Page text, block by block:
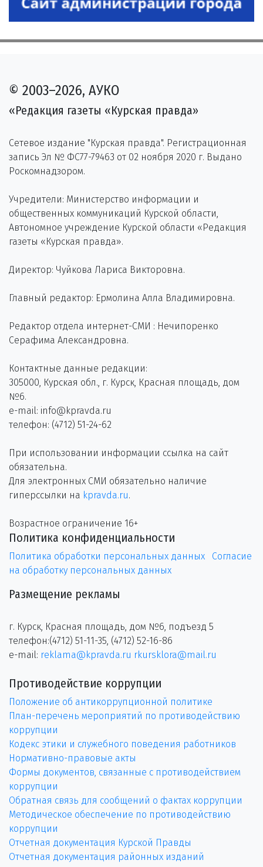
© 2003–2026, АУКО
«Редакция газеты «Курская правда»
Сетевое издание "Курская правда". Регистрационная
запись Эл № ФС77-79463 от 02 ноября 2020 г. Выдано
Роскомнадзором.
Учредители: Министерство информации и
общественных коммуникаций Курской области,
Автономное учреждение Курской области «Редакция
газеты «Курская правда».
Директор: Чуйкова Лариса Викторовна.
Главный редактор: Ермолина Алла Владимировна.
Редактор отдела интернет-СМИ : Нечипоренко
Серафима Александровна.
Контактные данные редакции:
305000, Курская обл., г. Курск, Красная площадь, дом
№6.
e-mail: info@kpravda.ru
телефон: (4712) 51-24-62
При использовании информации ссылка на сайт
обязательна.
Для электронных СМИ обязательно наличие
гиперссылки на kpravda.ru.
Возрастное ограничение 16+
Политика конфиденциальности
Политика обработки персональных данных
Согласие
на обработку персональных данных
Размещение рекламы
г. Курск, Красная площадь, дом №6, подъезд 5
телефон:(4712) 51-11-35, (4712) 52-16-86
e-mail: reklama@kpravda.ru rkursklora@mail.ru
Противодействие коррупции
Положение об антикоррупционной политике
План-перечень мероприятий по противодействию
коррупции
Кодекс этики и служебного поведения работников
Нормативно-правовые акты
Формы документов, связанные с противодействием
коррупции
Обратная связь для сообщений о фактах коррупции
Методическое обеспечение по противодействию
коррупции
Отчетная документация Курской Правды
Отчетная документация районных изданий